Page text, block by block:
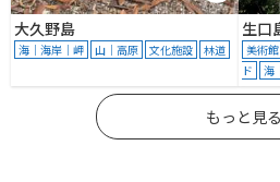
大久野島
海｜海岸｜岬 山｜高原 文化施設 林道
生口
美術
ド
海
もっと見る